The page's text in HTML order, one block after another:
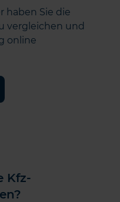
haben Sie die
vergleichen und
online
Kfz-